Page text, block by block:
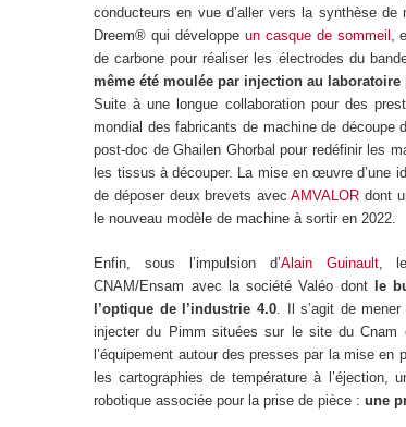
conducteurs en vue d’aller vers la synthèse
Dreem® qui développe un casque de sommeil ,
de carbone pour réaliser les électrodes du
même été moulée par injection au
Suite à une longue collaboration pour des
mondial des fabricants de machine de découpe
post-doc de Ghailen Ghorbal pour redéfinir les
les tissus à découper. La mise en œuvre d’une
de déposer deux brevets avecAMVALOR dont
le nouveau modèle de machine à sortir en 2022.
Enfin, sous l’impulsion d’Alain Guinault, le
CNAM/Ensam avec la société Valéo dont
le
l’optique de l’industrie 4.0. Il s’agit de
injecter du Pimm situées sur le site du Cnam
l’équipement autour des presses par la mise
les cartographies de température à
robotique associée pour la prise de pièce :une